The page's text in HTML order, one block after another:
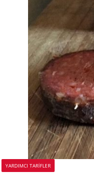
YARDIMCI TARIFLER